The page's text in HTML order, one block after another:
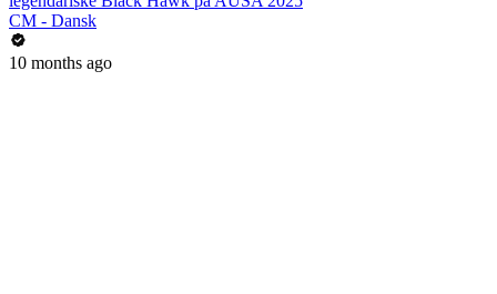
CM - Dansk
10 months ago